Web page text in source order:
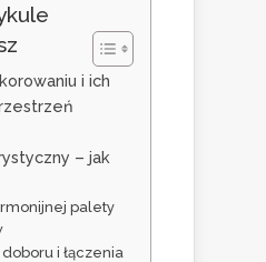
i ich
– jak
palety
i łączenia